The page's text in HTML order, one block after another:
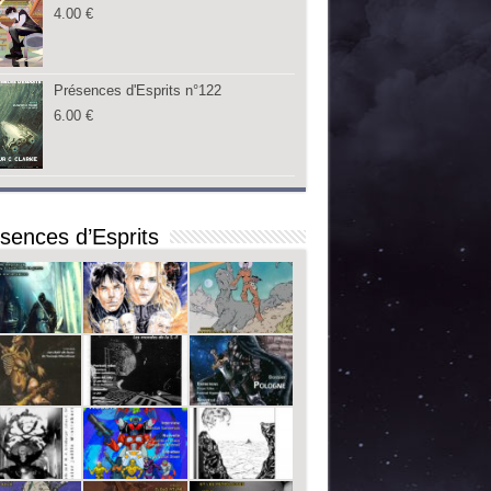
4.00 €
Présences d'Esprits n°122
6.00 €
d’Esprits